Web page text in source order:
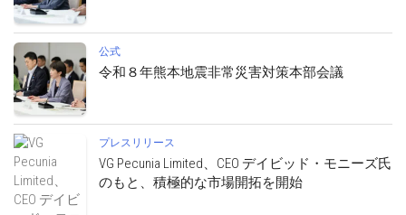
公式
令和８年熊本地震非常災害対策本部会議
プレスリリース
VG Pecunia Limited、CEO デイビッド・モニーズ氏
のもと、積極的な市場開拓を開始